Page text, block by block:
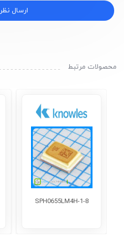
ارسال نظر
محصولات مرتبط
SPH0655LM4H-1-8